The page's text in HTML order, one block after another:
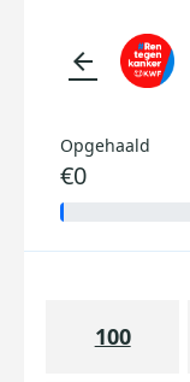
arrow_back
Opgehaald
€0
100